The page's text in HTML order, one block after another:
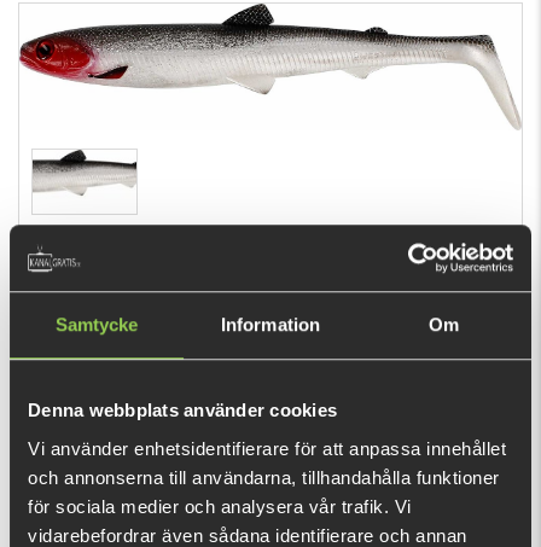
Samtycke Information Om
Denna webbplats använder cookies
Vi använder enhetsidentifierare för att anpassa innehållet
och annonserna till användarna, tillhandahålla funktioner
för sociala medier och analysera vår trafik. Vi
vidarebefordrar även sådana identifierare och annan
€6.30
(€11.79)
Want to catch a big one? Then the BullTeez is the ultimate
choice for big predators like pike and zander.
This purchase will pay 138 fishcoins now!